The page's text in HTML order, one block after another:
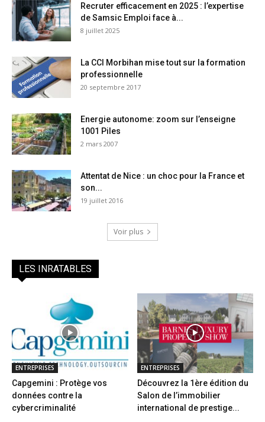
Recruter efficacement en 2025 : l’expertise
de Samsic Emploi face à...
8 juillet 2025
La CCI Morbihan mise tout sur la formation
professionnelle
20 septembre 2017
Energie autonome: zoom sur l’enseigne
1001 Piles
2 mars 2007
Attentat de Nice : un choc pour la France et
son...
19 juillet 2016
Voir plus
LES INRATABLES
ENTREPRISES
Capgemini : Protège vos
données contre la
cybercriminalité
ENTREPRISES
Découvrez la 1ère édition du
Salon de l’immobilier
international de prestige...